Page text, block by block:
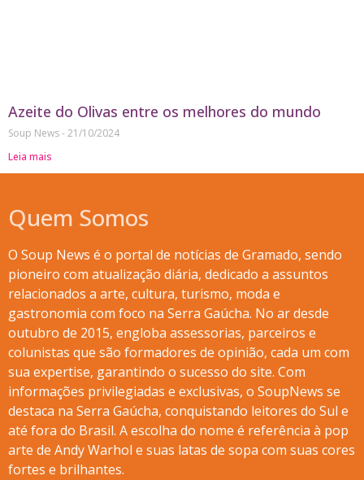
Azeite do Olivas entre os melhores do mundo
Soup News 21/10/2024
Leia mais
Quem Somos
O Soup News é o portal de notícias de Gramado, sendo
pioneiro com atualização diária, dedicado a assuntos
relacionados a arte, cultura, turismo, moda e
gastronomia com foco na Serra Gaúcha. No ar desde
outubro de 2015, engloba assessorias, parceiros e
colunistas que são formadores de opinião, cada um com
sua expertise, garantindo o sucesso do site. Com
informações privilegiadas e exclusivas, o SoupNews se
destaca na Serra Gaúcha, conquistando leitores do Sul e
até fora do Brasil. A escolha do nome é referência à pop
arte de Andy Warhol e suas latas de sopa com suas cores
fortes e brilhantes.